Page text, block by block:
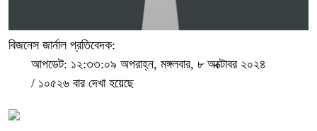
বিজনেস জার্নাল প্রতিবেদক:
আপডেট: ১২:৩৩:০৯ অপরাহ্ন, মঙ্গলবার, ৮ অক্টোবর ২০২৪
/ ১০৫২৬ বার দেখা হয়েছে